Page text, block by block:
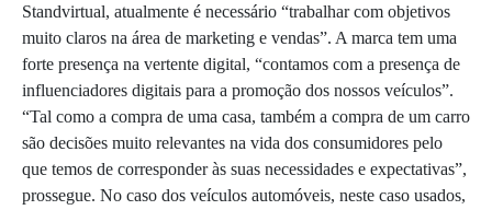
Standvirtual, atualmente é necessário “trabalhar com objetivos
muito claros na área de marketing e vendas”. A marca tem uma
forte presença na vertente digital, “contamos com a presença de
influenciadores digitais para a promoção dos nossos veículos”.
“Tal como a compra de uma casa, também a compra de um carro
são decisões muito relevantes na vida dos consumidores pelo
que temos de corresponder às suas necessidades e expectativas”,
prossegue. No caso dos veículos automóveis, neste caso usados,